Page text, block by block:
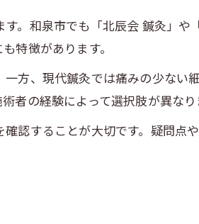
。和泉市でも「北辰会 鍼灸」や
特徴があります。
方、現代鍼灸では痛みの少ない
者の経験によって選択肢が異なり
認することが大切です。疑問点